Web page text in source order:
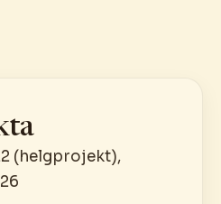
(helgprojekt),